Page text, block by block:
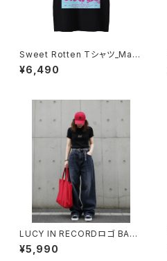
Sweet Rotten Tシャツ_May
be Blue 1014-230221334
¥6,490
LUCY IN RECORDロゴ BABY
Tシャツ 1014-230221283
¥5,990